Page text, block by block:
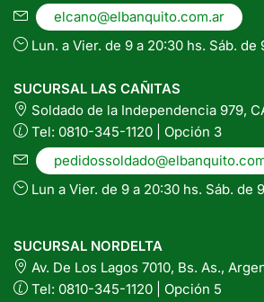
elcano@elbanquito.com.ar
Lun. a Vier. de 9 a 20:30 hs. Sáb. de
SUCURSAL LAS CAÑITAS
Soldado de la Independencia 979,
Tel: 0810-345-1120 | Opción 3
Lun a Vier. de 9 a 20:30 hs. Sáb. de
SUCURSAL NORDELTA
Av. De Los Lagos 7010, Bs. As.,
Tel: 0810-345-1120 | Opción 5